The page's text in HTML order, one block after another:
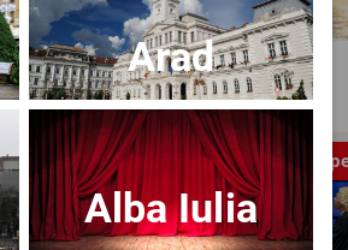
Film & Arts Festival editia IV
Arad
Alba Iulia